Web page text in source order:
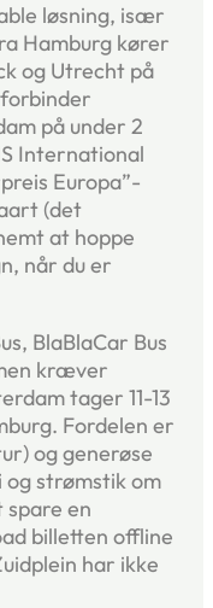
løsning, især
Hamburg kører
og Utrecht på
på under 2
International
Europa”-
(det
at hoppe
når du er
BlaBlaCar Bus
kræver
tager 11-13
Fordelen er
og generøse
og strømstik om
en
billetten offline
har ikke